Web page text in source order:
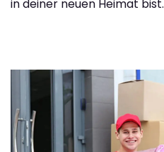
in deiner neuen Heimat bist.